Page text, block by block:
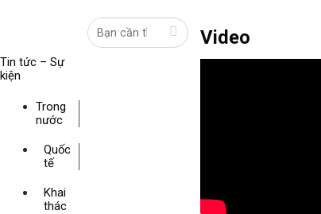
Tin tức – Sự
kiện
Trong
nước
Quốc
tế
Khai
thác
Video